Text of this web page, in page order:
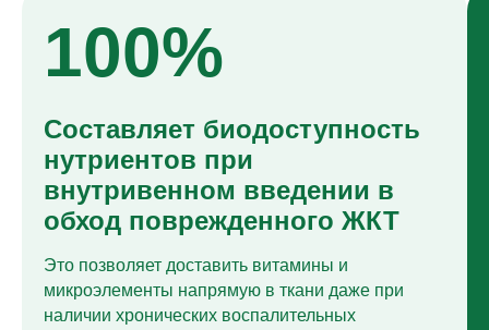
100%
Составляет биодоступность
нутриентов при
внутривенном введении в
обход поврежденного ЖКТ
Это позволяет доставить витамины и
микроэлементы напрямую в ткани даже при
наличии хронических воспалительных